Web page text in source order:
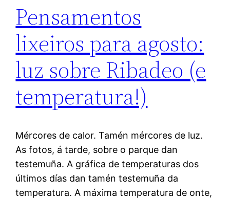
Pensamentos
lixeiros para agosto:
luz sobre Ribadeo (e
temperatura!)
Mércores de calor. Tamén mércores de luz.
As fotos, á tarde, sobre o parque dan
testemuña. A gráfica de temperaturas dos
últimos días dan tamén testemuña da
temperatura. A máxima temperatura de onte,